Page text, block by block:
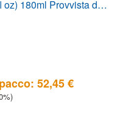
180ml Provvista di 3
STIMOLANTE PER
Compresse
52,45 €